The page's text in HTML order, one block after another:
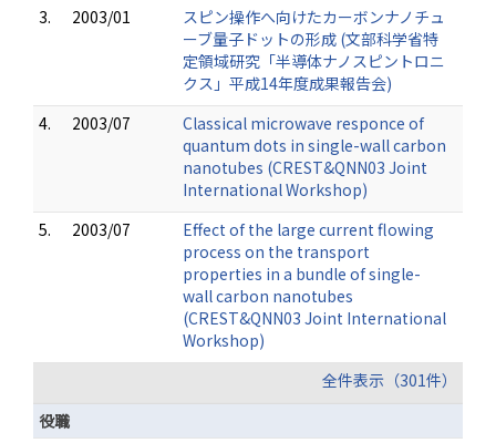
3. 2003/01
スピン操作へ向けたカーボンナノチュ
ーブ量子ドットの形成 (文部科学省特
定領域研究「半導体ナノスピントロニ
クス」平成14年度成果報告会)
4.
2003/07
Classical microwave responce of
quantum dots in single-wall carbon
nanotubes (CREST&QNN03 Joint
International Workshop)
5.
2003/07
Effect of the large current flowing
process on the transport
properties in a bundle of single-
wall carbon nanotubes
(CREST&QNN03 Joint International
Workshop)
全件表示（301件）
役職